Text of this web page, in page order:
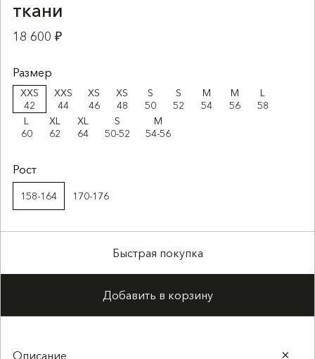
ткани
18 600 ₽
Размер
XXS
42
XXS
44
XS
46
XS
48
S
50
S
52
M
54
M
56
L
58
L
60
XL
62
XL
64
S
50-52
M
54-56
Рост
158-164 170-176
Быстрая покупка
Добавить в корзину
Описание